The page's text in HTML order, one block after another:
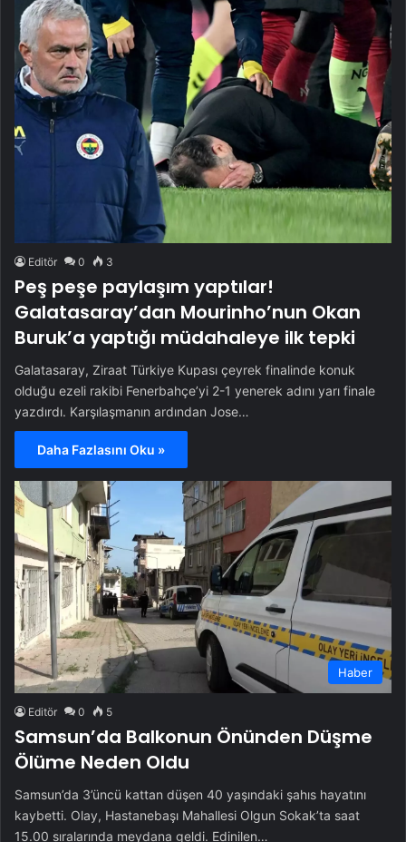
Editör 0 3
Peş peşe paylaşım yaptılar!
Galatasaray’dan Mourinho’nun Okan
Buruk’a yaptığı müdahaleye ilk tepki
Galatasaray, Ziraat Türkiye Kupası çeyrek finalinde konuk
olduğu ezeli rakibi Fenerbahçe’yi 2-1 yenerek adını yarı finale
yazdırdı. Karşılaşmanın ardından Jose…
Daha Fazlasını Oku »
Haber
Editör 0 5
Samsun’da Balkonun Önünden Düşme
Ölüme Neden Oldu
Samsun’da 3’üncü kattan düşen 40 yaşındaki şahıs hayatını
kaybetti. Olay, Hastanebaşı Mahallesi Olgun Sokak’ta saat
15.00 sıralarında meydana geldi. Edinilen…